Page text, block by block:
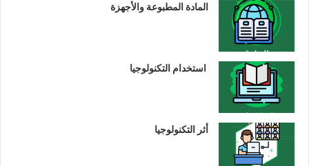
المادة المطبوعة والأجهزة
استخدام التكنولوجيا
أثر التكنولوجيا